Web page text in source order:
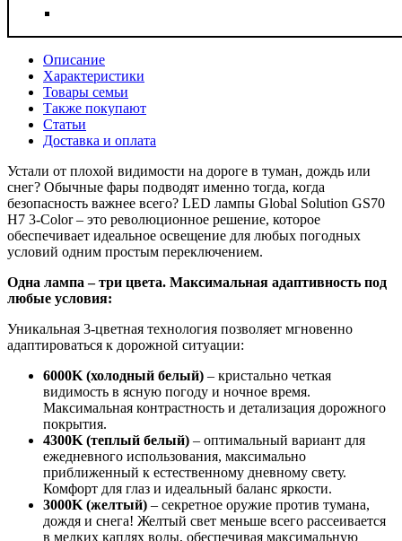
Описание
Характеристики
Товары семьи
Также покупают
Статьи
Доставка и оплата
Устали от плохой видимости на дороге в туман, дождь или
снег? Обычные фары подводят именно тогда, когда
безопасность важнее всего? LED лампы Global Solution GS70
H7 3-Color – это революционное решение, которое
обеспечивает идеальное освещение для любых погодных
условий одним простым переключением.
Одна лампа – три цвета. Максимальная адаптивность под
любые условия:
Уникальная 3-цветная технология позволяет мгновенно
адаптироваться к дорожной ситуации:
6000K (холодный белый) – кристально четкая
видимость в ясную погоду и ночное время.
Максимальная контрастность и детализация дорожного
покрытия.
4300K (теплый белый) – оптимальный вариант для
ежедневного использования, максимально
приближенный к естественному дневному свету.
Комфорт для глаз и идеальный баланс яркости.
3000K (желтый) – секретное оружие против тумана,
дождя и снега! Желтый свет меньше всего рассеивается
в мелких каплях воды, обеспечивая максимальную